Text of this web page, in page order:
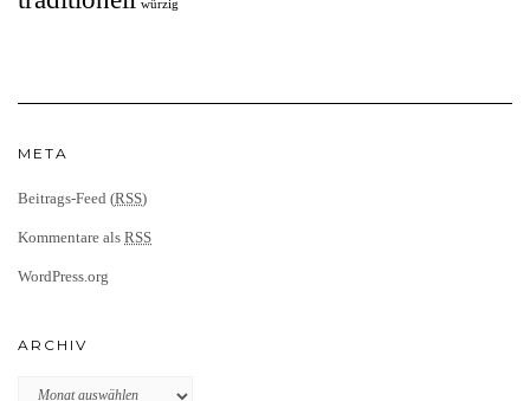
würzig
META
Beitrags-Feed (RSS)
Kommentare als RSS
WordPress.org
ARCHIV
Archiv